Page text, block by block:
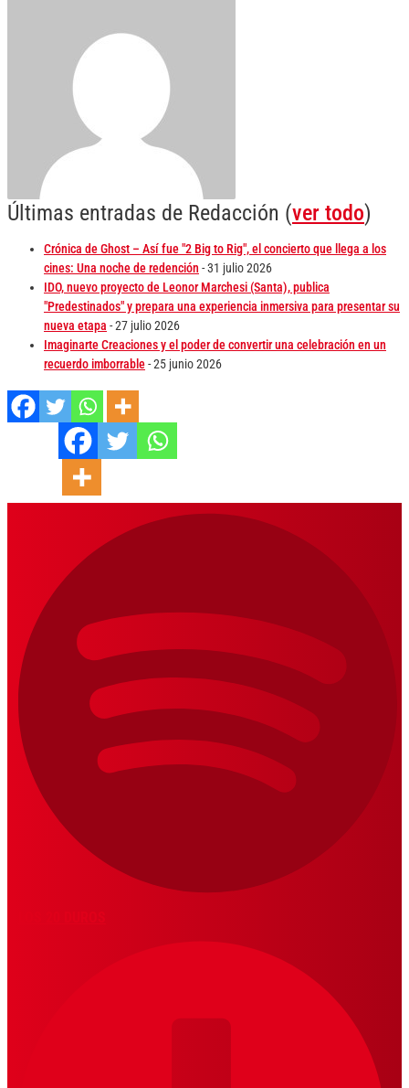
Últimas entradas de Redacción (ver todo)
Crónica de Ghost – Así fue "2 Big to Rig", el concierto que llega a los
cines: Una noche de redención - 31 julio 2026
IDO, nuevo proyecto de Leonor Marchesi (Santa), publica
"Predestinados" y prepara una experiencia inmersiva para presentar su
nueva etapa - 27 julio 2026
Imaginarte Creaciones y el poder de convertir una celebración en un
recuerdo imborrable- 25 junio 2026